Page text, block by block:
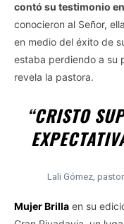
contó su testimonio
conocieron al Señor,
en medio del éxito de
estaba perdiendo a su
revela la pastora.
“CRISTO
Lali Gómez,
Mujer Brilla en su